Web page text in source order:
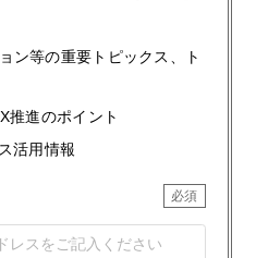
ン等の重要トピックス、ト
推進のポイント
活用情報